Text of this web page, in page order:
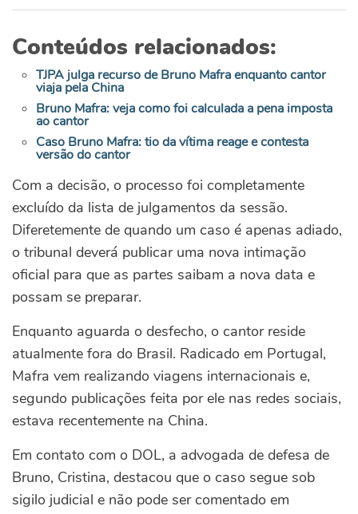
Conteúdos relacionados:
TJPA julga recurso de Bruno Mafra enquanto cantor
viaja pela China
Bruno Mafra: veja como foi calculada a pena imposta
ao cantor
Caso Bruno Mafra: tio da vítima reage e contesta
versão do cantor
Com a decisão, o processo foi completamente
excluído da lista de julgamentos da sessão.
Diferetemente de quando um caso é apenas adiado,
o tribunal deverá publicar uma nova intimação
oficial para que as partes saibam a nova data e
possam se preparar.
Enquanto aguarda o desfecho, o cantor reside
atualmente fora do Brasil. Radicado em Portugal,
Mafra vem realizando viagens internacionais e,
segundo publicações feita por ele nas redes sociais,
estava recentemente na China.
Em contato com o DOL, a advogada de defesa de
Bruno, Cristina, destacou que o caso segue sob
sigilo judicial e não pode ser comentado em